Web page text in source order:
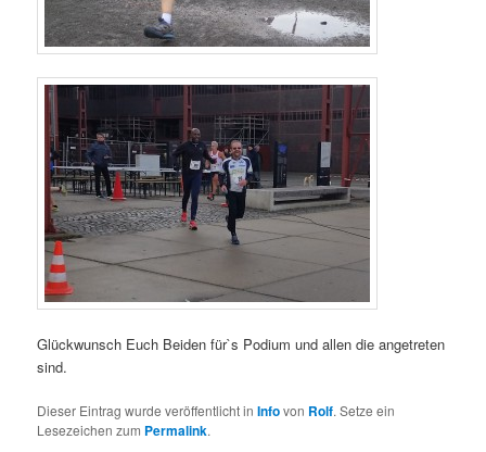
Glückwunsch Euch Beiden für`s Podium und allen die angetreten
sind.
Dieser Eintrag wurde veröffentlicht inInfovon Rolf. Setze ein
Lesezeichen zum Permalink.